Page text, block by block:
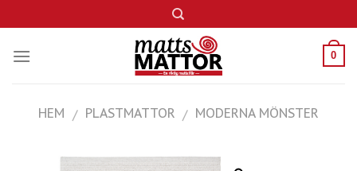
to
content
0
HEM / PLASTMATTOR / MODERNA MÖNSTER